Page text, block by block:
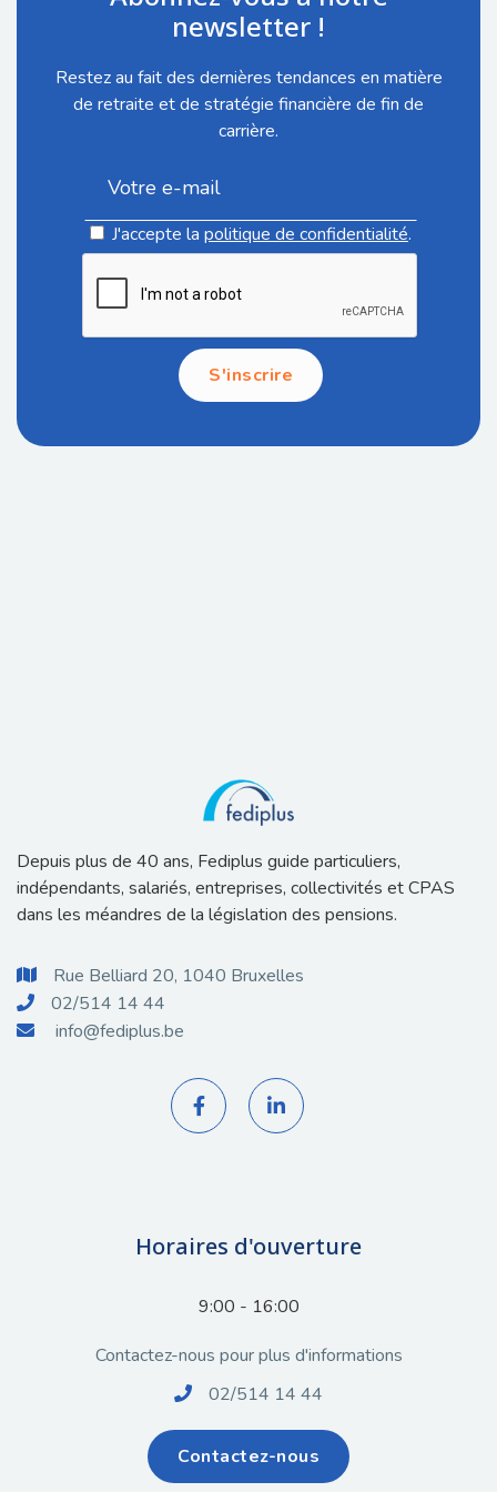
newsletter !
Restez au fait des dernières tendances en matière
de retraite et de stratégie financière de fin de
carrière.
J'accepte la politique de confidentialité.
Depuis plus de 40 ans, Fediplus guide particuliers,
indépendants, salariés, entreprises, collectivités et CPAS
dans les méandres de la législation des pensions.
 Rue Belliard 20, 1040 Bruxelles
 02/514 14 44
 info@fediplus.be
 
Horaires d'ouverture
9:00 - 16:00
Contactez-nous pour plus d'informations
 02/514 14 44
Contactez-nous